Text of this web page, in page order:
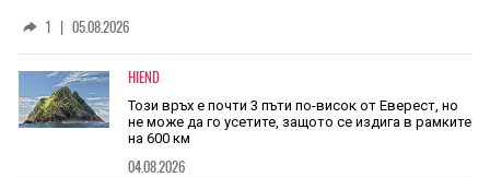
1 | 05.08.2026
HIEND
Този връх е почти 3 пъти по-висок от Еверест, но
не може да го усетите, защото се издига в рамките
на 600 км
04.08.2026